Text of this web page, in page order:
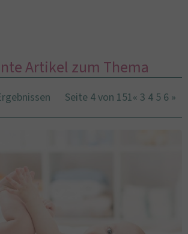
Artikel zum Thema
Seite 4 von 151« 3 4 5 6 »